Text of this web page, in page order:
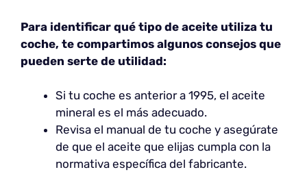
Para identificar qué tipo de aceite utiliza tu
coche, te compartimos algunos consejos que
pueden serte de utilidad:
Si tu coche es anterior a 1995, el aceite
mineral es el más adecuado.
Revisa el manual de tu coche y asegúrate
de que el aceite que elijas cumpla con la
normativa específica del fabricante.